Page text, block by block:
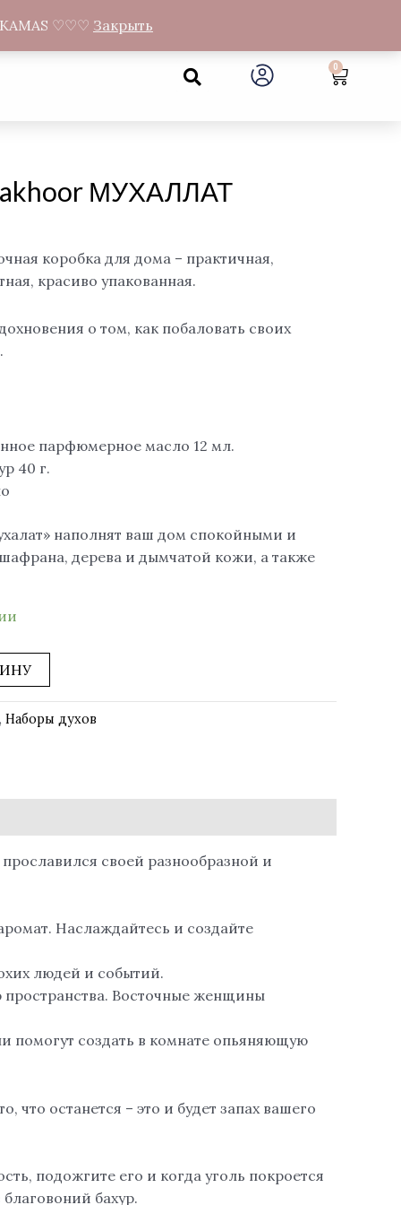
Search 0 Cart
МУХАЛЛАТ
коробка для дома – практичная,
красиво упакованная.
о том, как побаловать своих
парфюмерное масло 12 мл.
40 г.
наполнят ваш дом спокойными и
дерева и дымчатой ​​кожи, а также
, Наборы духов
своей разнообразной и
Наслаждайтесь и создайте
людей и событий.
пространства. Восточные женщины
помогут создать в комнате опьяняющую
что останется – это и будет запах вашего
подожгите его и когда уголь покроется
бахур.
♡♡♡ Закрыть